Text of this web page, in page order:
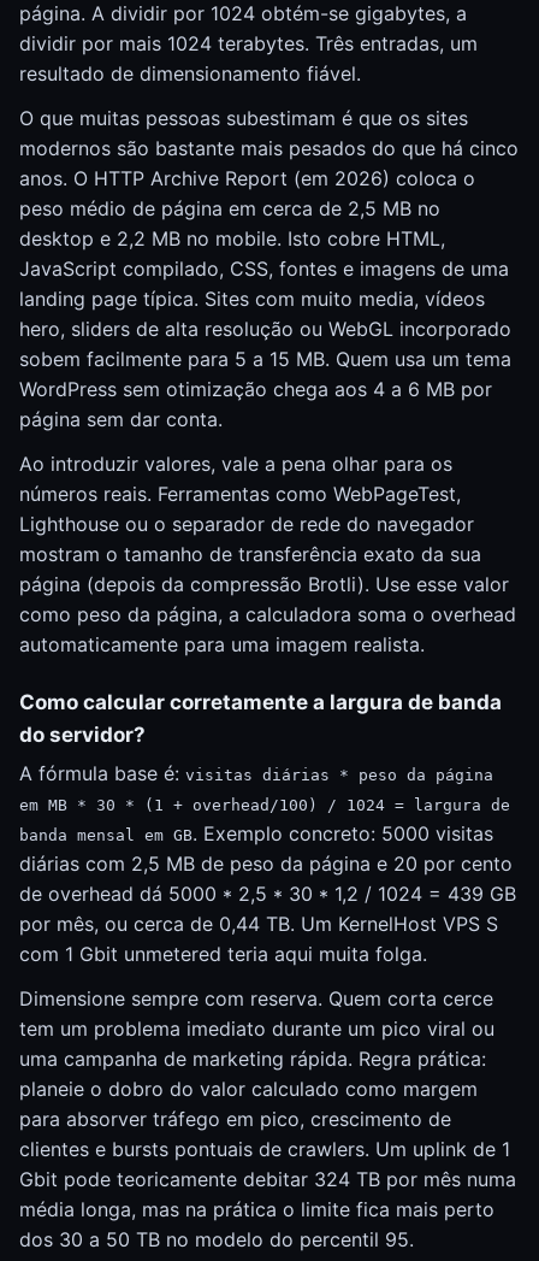
página. A dividir por 1024 obtém-se gigabytes, a
dividir por mais 1024 terabytes. Três entradas, um
resultado de dimensionamento fiável.
O que muitas pessoas subestimam é que os sites
modernos são bastante mais pesados do que há cinco
anos. O HTTP Archive Report (em 2026) coloca o
peso médio de página em cerca de 2,5 MB no
desktop e 2,2 MB no mobile. Isto cobre HTML,
JavaScript compilado, CSS, fontes e imagens de uma
landing page típica. Sites com muito media, vídeos
hero, sliders de alta resolução ou WebGL incorporado
sobem facilmente para 5 a 15 MB. Quem usa um tema
WordPress sem otimização chega aos 4 a 6 MB por
página sem dar conta.
Ao introduzir valores, vale a pena olhar para os
números reais. Ferramentas como WebPageTest,
Lighthouse ou o separador de rede do navegador
mostram o tamanho de transferência exato da sua
página (depois da compressão Brotli). Use esse valor
como peso da página, a calculadora soma o overhead
automaticamente para uma imagem realista.
Como calcular corretamente a largura de banda
do servidor?
A fórmula base é: visitas diárias * peso da página
em MB * 30 * (1 + overhead/100) / 1024 = largura de
banda mensal em GB. Exemplo concreto: 5000 visitas
diárias com 2,5 MB de peso da página e 20 por cento
de overhead dá 5000 * 2,5 * 30 * 1,2 / 1024 = 439 GB
por mês, ou cerca de 0,44 TB. Um KernelHost VPS S
com 1 Gbit unmetered teria aqui muita folga.
Dimensione sempre com reserva. Quem corta cerce
tem um problema imediato durante um pico viral ou
uma campanha de marketing rápida. Regra prática:
planeie o dobro do valor calculado como margem
para absorver tráfego em pico, crescimento de
clientes e bursts pontuais de crawlers. Um uplink de 1
Gbit pode teoricamente debitar 324 TB por mês numa
média longa, mas na prática o limite fica mais perto
dos 30 a 50 TB no modelo do percentil 95.